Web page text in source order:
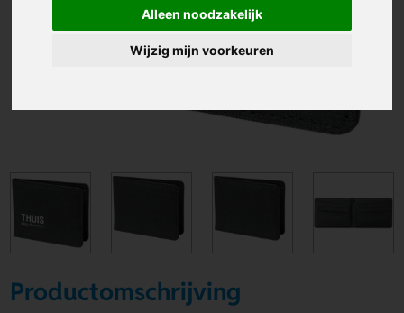
Alleen noodzakelijk
Wijzig mijn voorkeuren
Productomschrijving